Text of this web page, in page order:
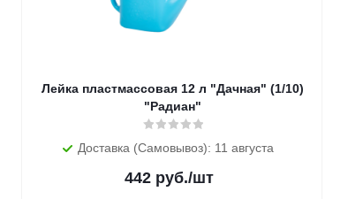
Лейка пластмассовая 12 л "Дачная" (1/10)
"Радиан"
Доставка (Самовывоз): 11 августа
442 руб./шт